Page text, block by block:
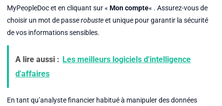
MyPeopleDoc et en cliquant sur « Mon compte« . Assurez-vous de
choisir un mot de passerobusteet unique pour garantir la sécurité
de vos informations sensibles.
A lire aussi : Les meilleurs logiciels d'intelligence
d'affaires
En tant qu’analyste financier habitué à manipuler des données